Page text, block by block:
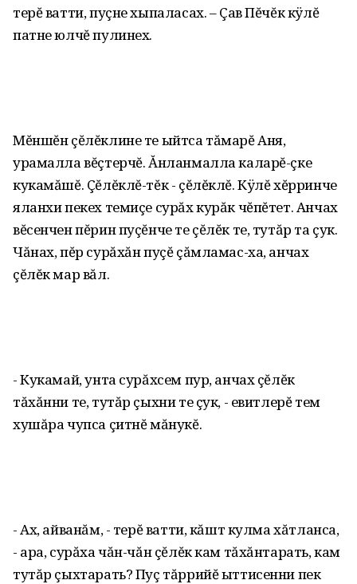
терĕ ватти, пуçне хыпаласах. – Çав Пĕчĕк кÿлĕ
патне юлчĕ пулинех.
Мĕншĕн çĕлĕклине те ыйтса тăмарĕ Аня,
урамалла вĕçтерчĕ. Ăнланмалла каларĕ-çке
кукамăшĕ. Çĕлĕклĕ-тĕк - çĕлĕклĕ. Кÿлĕ хĕрринче
яланхи пекех темиçе сурăх курăк чĕпĕтет. Анчах
вĕсенчен пĕрин пуçĕнче те çĕлĕк те, тутăр та çук.
Чăнах, пĕр сурăхăн пуçĕ çăмламас-ха, анчах
çĕлĕк мар вăл.
- Кукамай, унта сурăхсем пур, анчах çĕлĕк
тăхăнни те, тутăр çыхни те çук, - евитлерĕ тем
хушăра чупса çитнĕ мăнукĕ.
- Ах, айванăм, - терĕ ватти, кăшт кулма хăтланса,
- ара, сурăха чăн-чăн çĕлĕк кам тăхăнтарать, кам
тутăр çыхтарать? Пуç тăррийĕ ыттисенни пек